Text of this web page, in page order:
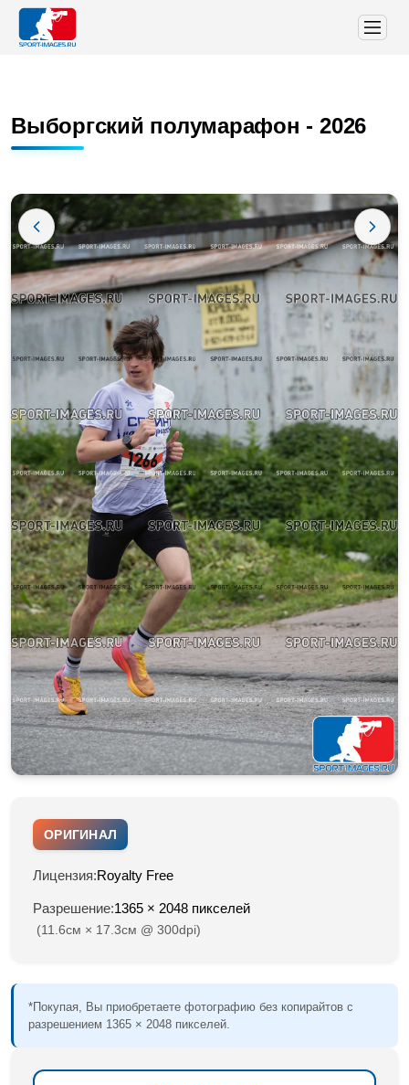
Выборгский полумарафон - 2026
ОРИГИНАЛ
Лицензия:Royalty Free
Разрешение:1365 × 2048 пикселей
(11.6см × 17.3см @ 300dpi)
*Покупая, Вы приобретаете фотографию без копирайтов с
разрешением 1365 × 2048 пикселей.